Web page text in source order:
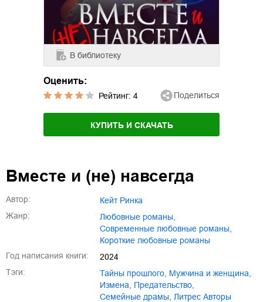
В библиотеку
Оценить:
Рейтинг: 4 Поделиться
КУПИТЬ И СКАЧАТЬ
Вместе и (не) навсегда
Автор:
Кейт Ринка
Жанр:
любовные романы
современные любовные романы
короткие любовные романы
Год написания книги:
2024
Тэги:
тайны прошлого мужчина и женщина
измена
предательство
семейные драмы
Литрес Авторы